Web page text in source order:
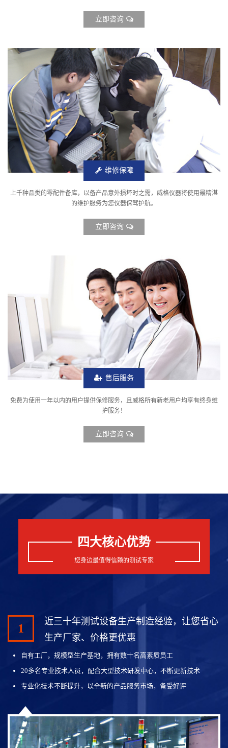
立即咨询
维修保障
上千种品类的零配件备库，以备产品意外损坏时之需，威格仪器将使用最精湛
的维护服务为您仪器保驾护航。
立即咨询
售后服务
免费为使用一年以内的用户提供保修服务，且威格所有新老用户均享有终身维
护服务！
立即咨询
四大核心优势
您身边最值得信赖的测试专家
1
近三十年测试设备生产制造经验，让您省心
生产厂家、价格更优惠
自有工厂，规模型生产基地，拥有数十名高素质员工
20多名专业技术人员，配合大型技术研发中心，不断更新技术
专业化技术不断提升，以全新的产品服务市场，备受好评